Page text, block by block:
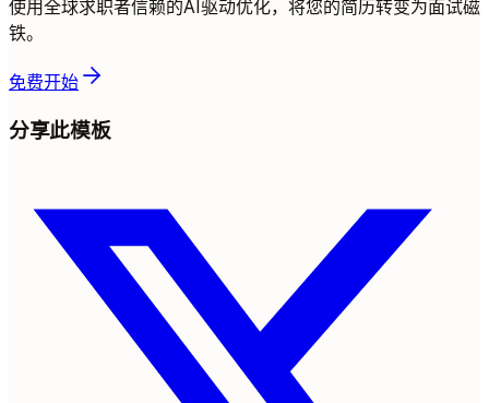
使用全球求职者信赖的AI驱动优化，将您的简历转变为面试磁
铁。
免费开始
分享此模板